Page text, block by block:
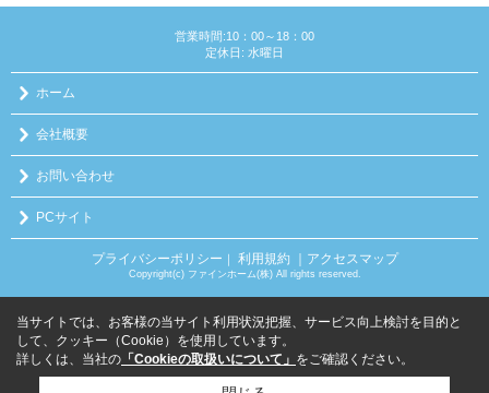
営業時間:10：00～18：00
定休日: 水曜日
ホーム
会社概要
お問い合わせ
PCサイト
プライバシーポリシー 利用規約 ｜アクセスマップ
Copyright(c) ファインホーム(株) All rights reserved.
当サイトでは、お客様の当サイト利用状況把握、サービス向上検討を目的と
して、クッキー（Cookie）を使用しています。
詳しくは、当社の 「Cookieの取扱いについて」 をご確認ください。